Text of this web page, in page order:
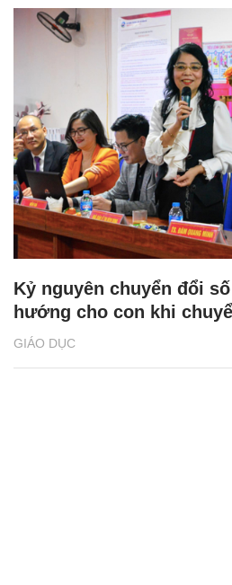
GIÁO DỤC
Kỷ nguyên chuyển đổi
hướng cho con khi